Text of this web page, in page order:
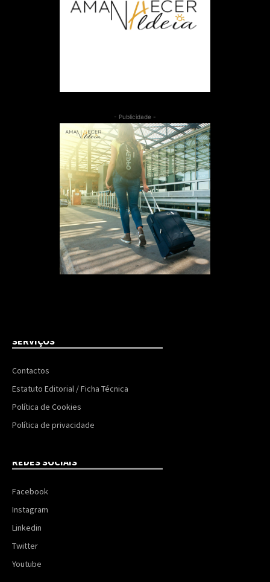
- Publicidade -
SERVIÇOS
Contactos
Estatuto Editorial / Ficha Técnica
Política de Cookies
Política de privacidade
REDES SOCIAIS
Facebook
Instagram
Linkedin
Twitter
Youtube